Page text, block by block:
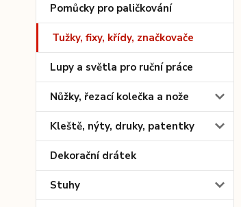
Pomůcky pro paličkování
Tužky, fixy, křídy, značkovače
Lupy a světla pro ruční práce
Nůžky, řezací kolečka a nože
Kleště, nýty, druky, patentky
Dekorační drátek
Stuhy